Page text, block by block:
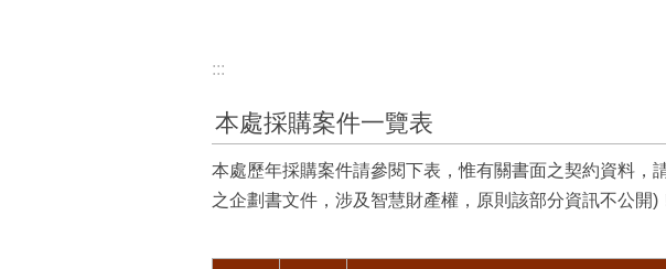
:::
本處採購案件一覽表
本處歷年採購案件請參閱下表，惟有關書面之契約資料
之企劃書文件，涉及智慧財產權，原則該部分資訊不公開)